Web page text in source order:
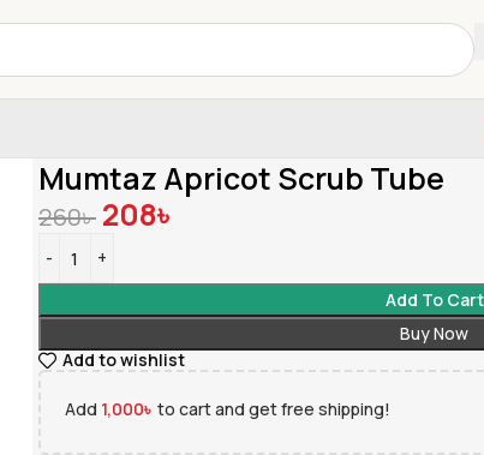
Mumtaz Apricot Scrub Tube
260৳ 208৳
Add To Cart
Buy Now
Add to wishlist
Add 1,000৳ to cart and get free shipping!